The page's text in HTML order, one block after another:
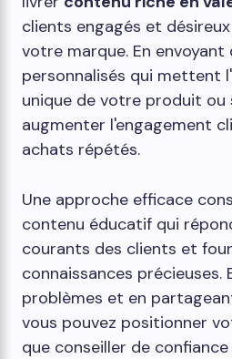
clients engagés et
votre marque. En envoyant
personnalisés qui mettent
unique de votre produit ou
augmenter l'engagement
achats répétés.
Une approche efficace
contenu éducatif qui
courants des clients et
connaissances précieuses.
problèmes et en
vous pouvez positionner
que conseiller de